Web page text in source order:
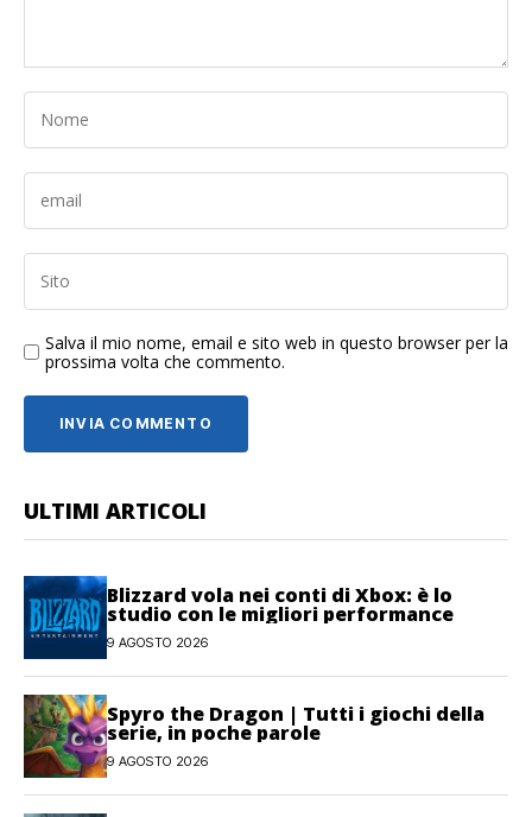
Salva il mio nome, email e sito web in questo browser per la
prossima volta che commento.
ULTIMI ARTICOLI
Blizzard vola nei conti di Xbox: è lo
studio con le migliori performance
9 AGOSTO 2026
Spyro the Dragon | Tutti i giochi della
serie, in poche parole
9 AGOSTO 2026